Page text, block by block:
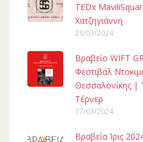
TEDx
Χατζηγιάννη
28/03/2024
Βραβείο WIFT
Φεστιβάλ
Θεσσαλονίκης |
Τέρνερ
17/03/2024
Βραβεία Ίρις